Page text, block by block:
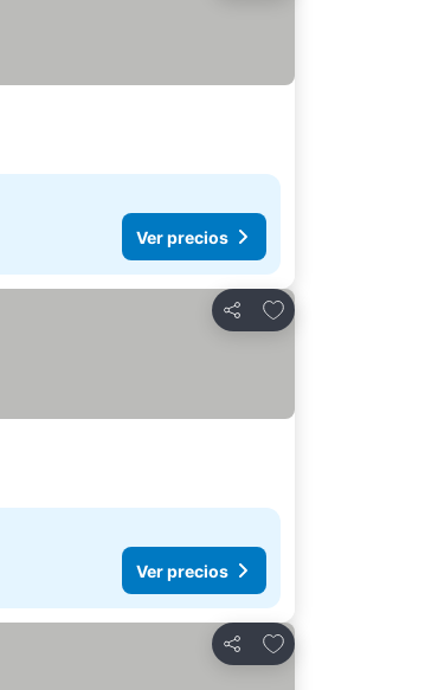
Ver precios
Compartir
Agregar a favoritos
Ver precios
Compartir
Agregar a favoritos